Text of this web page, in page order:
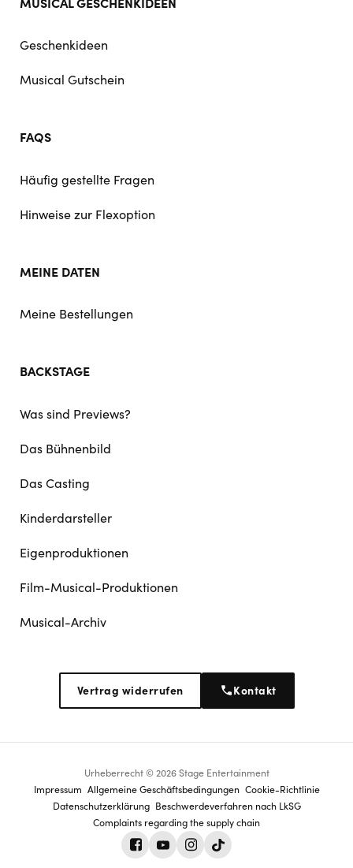
Geschenkideen
Musical Gutschein
FAQS
Häufig gestellte Fragen
Hinweise zur Flexoption
MEINE DATEN
Meine Bestellungen
BACKSTAGE
Was sind Previews?
Das Bühnenbild
Das Casting
Kinderdarsteller
Eigenproduktionen
Film-Musical-Produktionen
Musical-Archiv
Vertrag widerrufen Kontakt
Urheberrecht © 2026 Stage Entertainment
Footer
navigation
Impressum Allgemeine Geschäftsbedingungen Cookie-Richtlinie
Datenschutz­erklärung Beschwerdeverfahren nach LkSG
Complaints regarding the supply chain
FacebookYoutubeInstagram
Tiktok